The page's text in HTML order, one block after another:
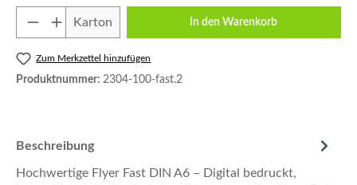
Produkt Anzahl: Gib den gewünschten
Karton In den Warenkorb
Zum Merkzettel hinzufügen
Produktnummer: 2304-100-fast.2
Beschreibung
Hochwertige Flyer Fast DIN A6 – Digital bedruckt,